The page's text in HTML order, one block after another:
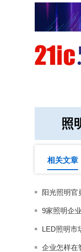
照
相关文章
阳光照明官
LED照明市
企业怎样在